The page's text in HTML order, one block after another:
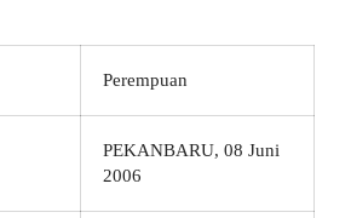
Perempuan
PEKANBARU, 08 Juni
2006